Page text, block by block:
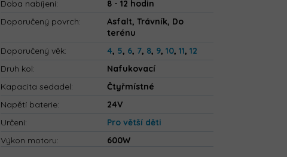
Doba nabíjení:
8 - 12 hodin
Doporučený povrch:
Asfalt, Trávník, Do
terénu
Doporučený věk: 4, 5, 6, 7, 8, 9,10,11,12
Druh kol:
Nafukovací
Kapacita sedadel:
Čtyřmístné
Napětí baterie:
24V
Určení:
Pro větší děti
Výkon motoru: 600W